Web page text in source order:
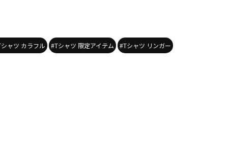
ャツ カラフル #Tシャツ 限定アイテム #Tシャツ リンガー